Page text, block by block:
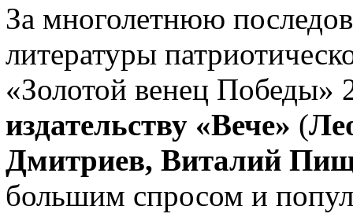
За многолетнюю
литературы
«Золотой венец Победы»
издательству «Вече» (
Дмитриев, Виталий
большим спросом и